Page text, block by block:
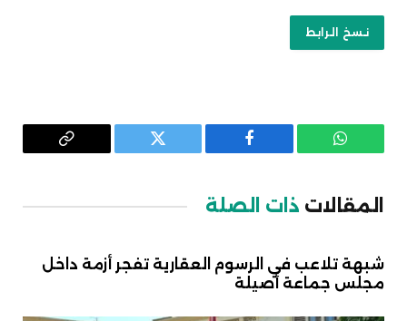
نسخ الرابط
واتساب فيسبوك تويتر
Copy
المقالات ذات الصلة
شبهة تلاعب في الرسوم العقارية تفجر أزمة داخل
مجلس جماعة أصيلة